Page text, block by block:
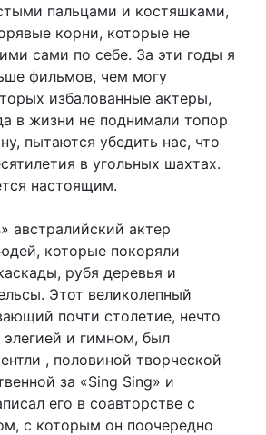
пальцами и костяшками,
корни, которые не
сами по себе. За эти годы я
фильмов, чем могу
избалованные актеры,
в жизни не поднимали топор
пытаются убедить нас, что
в угольных шахтах.
настоящим.
австралийский актер
которые покоряли
рубя деревья и
Этот великолепный
почти столетие, нечто
и гимном, был
, половиной творческой
за «Sing Sing» и
его в соавторстве с
с которым он поочередно